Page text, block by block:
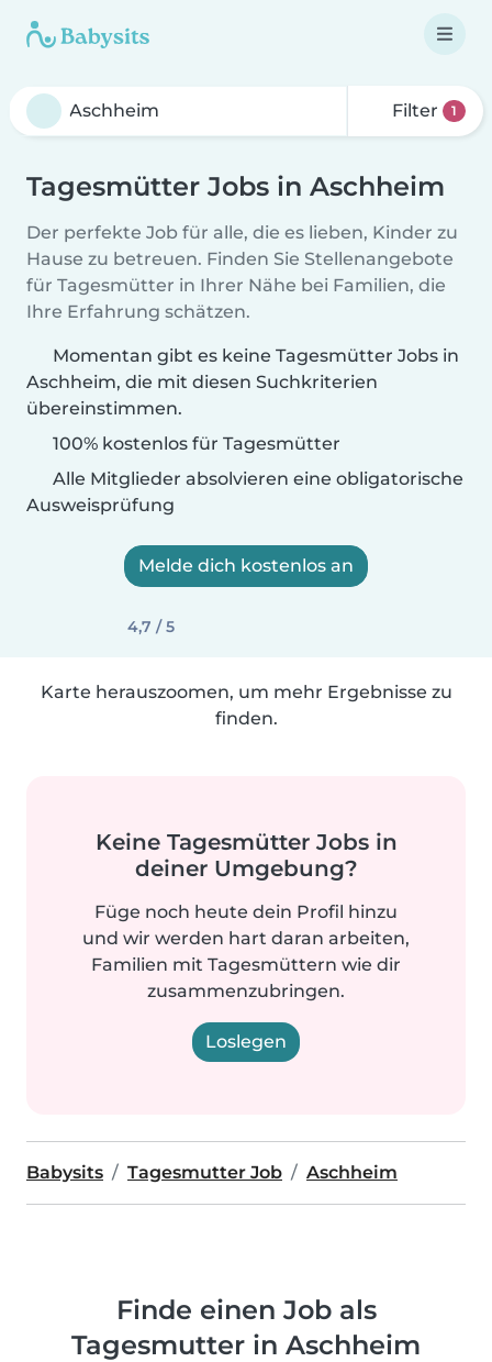
Filter 1
Tagesmütter Jobs in Aschheim
Der perfekte Job für alle, die es lieben, Kinder zu
Hause zu betreuen. Finden Sie Stellenangebote
für Tagesmütter in Ihrer Nähe bei Familien, die
Ihre Erfahrung schätzen.
Momentan gibt es keine Tagesmütter Jobs in
Aschheim, die mit diesen Suchkriterien
übereinstimmen.
100% kostenlos für Tagesmütter
Alle Mitglieder absolvieren eine obligatorische
Ausweisprüfung
Melde dich kostenlos an
4,7 / 5
Karte herauszoomen, um mehr Ergebnisse zu
finden.
Keine Tagesmütter Jobs in
deiner Umgebung?
Füge noch heute dein Profil hinzu
und wir werden hart daran arbeiten,
Familien mit Tagesmüttern wie dir
zusammenzubringen.
Loslegen
Babysits Tagesmutter Job Aschheim
Finde einen Job als
Tagesmutter in Aschheim